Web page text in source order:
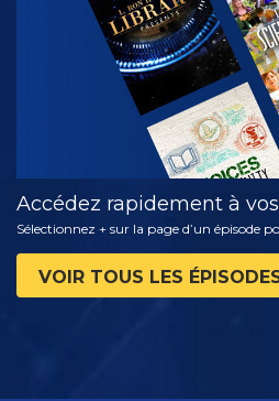
Accédez rapidement à
Sélectionnez + sur la page d’un épisode
VOIR TOUS LES